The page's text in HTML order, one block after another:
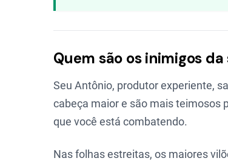
Quem são os inimigos
Seu Antônio, produtor experiente,
cabeça maior e são mais teimosos
que você está combatendo.
Nas folhas estreitas, os maiores